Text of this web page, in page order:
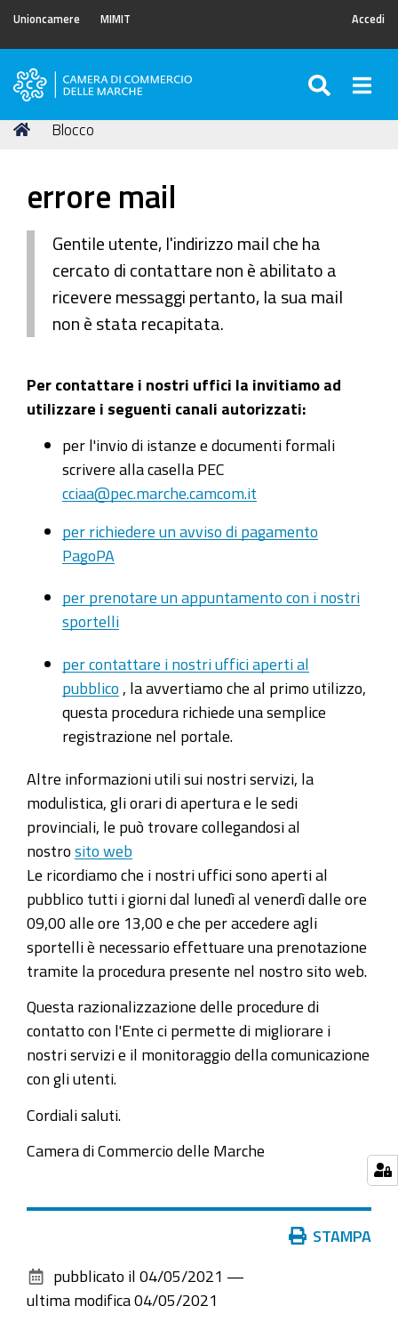
Unioncamere MIMIT Accedi
Camera
Commercio
Tu
Home
Blocco
errore mail
Gentile utente, l'indirizzo mail che ha
cercato di contattare non è abilitato a
ricevere messaggi pertanto, la sua mail
non è stata recapitata.
Per contattare i nostri uffici la invitiamo ad
utilizzare i seguenti canali autorizzati:
per l'invio di istanze e documenti formali
scrivere alla casella PEC
cciaa@pec.marche.camcom.it
per richiedere un avviso di pagamento
PagoPA
per prenotare un appuntamento con i nostri
sportelli
per contattare i nostri uffici aperti al
pubblico , la avvertiamo che al primo utilizzo,
questa procedura richiede una semplice
registrazione nel portale.
Altre informazioni utili sui nostri servizi, la
modulistica, gli orari di apertura e le sedi
provinciali, le può trovare collegandosi al
nostro sito web
Le ricordiamo che i nostri uffici sono aperti al
pubblico tutti i giorni dal lunedì al venerdì dalle ore
09,00 alle ore 13,00 e che per accedere agli
sportelli è necessario effettuare una prenotazione
tramite la procedura presente nel nostro sito web.
Questa razionalizzazione delle procedure di
contatto con l'Ente ci permette di migliorare i
nostri servizi e il monitoraggio della comunicazione
con gli utenti.
Cordiali saluti.
Camera di Commercio delle Marche
documento
STAMPA
pubblicato il 04/05/2021 —
ultima modifica 04/05/2021